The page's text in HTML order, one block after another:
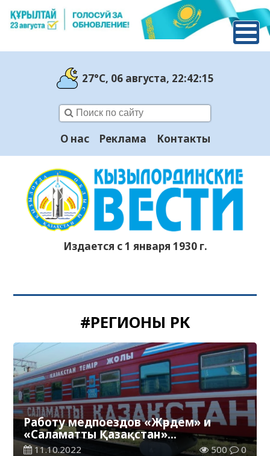
27°C, 06 августа, 22:42:15
О нас Реклама Контакты
Издается с 1 января 1930 г.
#РЕГИОНЫ РК
Работу медпоездов «Жәрдем» и
«Саламатты Қазақстан»
возобновили в регионах РК
11.10.2022 500 0